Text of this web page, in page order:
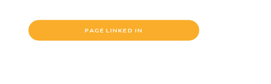
PAGE LINKED IN